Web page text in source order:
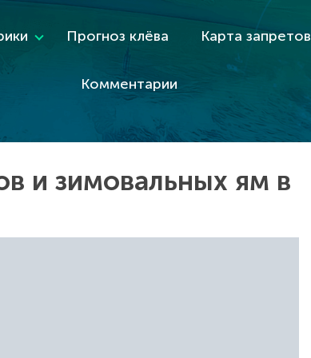
Прогноз клёва Карта запретов
Комментарии
и зимовальных ям в